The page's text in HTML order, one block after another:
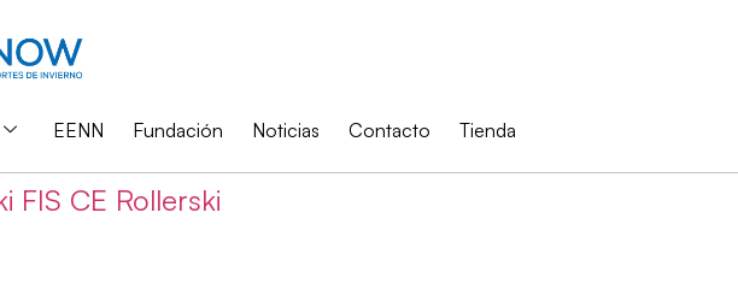
EENN Fundación Noticias Contacto Tienda
FIS CE Rollerski